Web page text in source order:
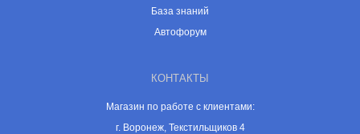
База знаний
Автофорум
КОНТАКТЫ
Магазин по работе с клиентами:
г. Воронеж, Текстильщиков 4